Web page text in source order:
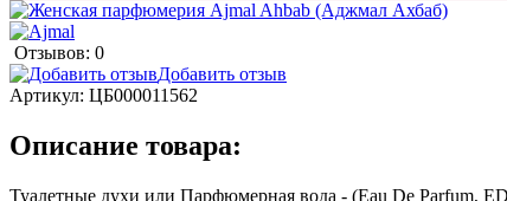
Отзывов: 0
Добавить отзыв
Артикул: ЦБ000011562
Описание товара:
Туалетные духи или Парфюмерная вода - (Eau De Parfum,